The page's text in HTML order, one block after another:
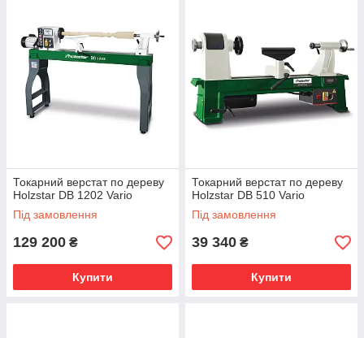
Токарний верстат по дереву
Holzstar DB 1202 Vario
Під замовлення
129 200 ₴
Купити
Токарний верстат по дереву
Holzstar DB 510 Vario
Під замовлення
39 340 ₴
Купити